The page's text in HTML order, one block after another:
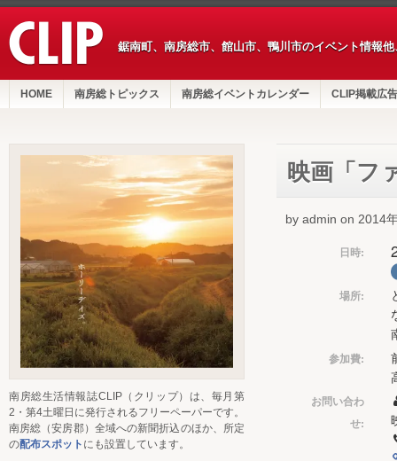
鋸南町、南房総市、館山市、鴨川市のイベント情報
HOME 南房総トピックス 南房総イベントカレンダー CLIP掲載広告
映画「フ
by admin on 2014
日時:
場所:
参加費:
お問い合わ
せ:
南房総生活情報誌CLIP（クリップ）は、毎月第
2・第4土曜日に発行されるフリーペーパーです。
南房総（安房郡）全域への新聞折込のほか、所定
の配布スポット にも設置しています。